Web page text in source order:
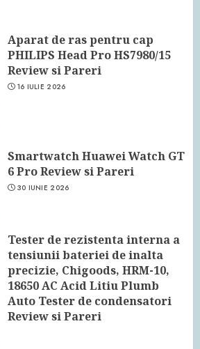
Aparat de ras pentru cap
PHILIPS Head Pro HS7980/15
Review si Pareri
16 IULIE 2026
Smartwatch Huawei Watch GT
6 Pro Review si Pareri
30 IUNIE 2026
Tester de rezistenta interna a
tensiunii bateriei de inalta
precizie, Chigoods, HRM-10,
18650 AC Acid Litiu Plumb
Auto Tester de condensatori
Review si Pareri